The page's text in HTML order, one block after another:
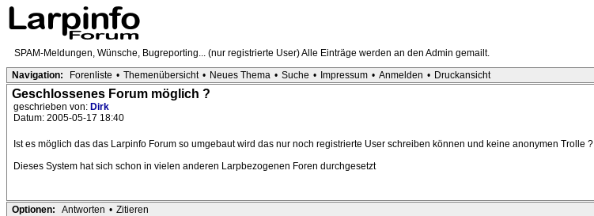
SPAM-Meldungen, Wünsche, Bugreporting... (nur registrierte User) Alle Einträge werden an den Admin gemailt.
Navigation:
Forenliste • Themenübersicht • Neues Thema • Suche • Impressum • Anmelden • Druckansicht
Geschlossenes Forum möglich ?
geschrieben von: Dirk
Datum: 2005-05-17 18:40
Ist es möglich das das Larpinfo Forum so umgebaut wird das nur noch registrierte User schreiben können und keine anonymen Trolle ?
Dieses System hat sich schon in vielen anderen Larpbezogenen Foren durchgesetzt
Optionen: Antworten • Zitieren